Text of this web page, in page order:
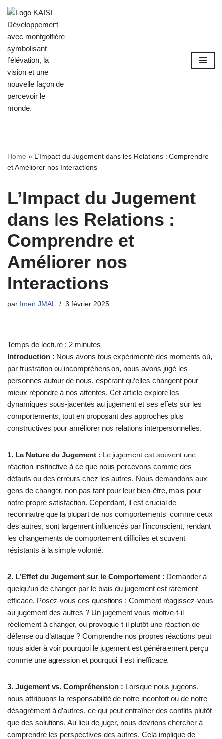
Aller
au
contenu
Home » L’Impact du Jugement dans les Relations : Comprendre
et Améliorer nos Interactions
L’Impact du Jugement
dans les Relations :
Comprendre et
Améliorer nos
Interactions
par Imen JMAL 3 février 2025
Temps de lecture : 2 minutes
Introduction : Nous avons tous expérimenté des moments où,
par frustration ou incompréhension, nous avons jugé les
personnes autour de nous, espérant qu’elles changent pour
mieux répondre à nos attentes. Cet article explore les
dynamiques sous-jacentes au jugement et ses effets sur les
comportements, tout en proposant des approches plus
constructives pour améliorer nos relations interpersonnelles.
1. La Nature du Jugement : Le jugement est souvent une
réaction instinctive à ce que nous percevons comme des
défauts ou des erreurs chez les autres. Nous demandons aux
gens de changer, non pas tant pour leur bien-être, mais pour
notre propre satisfaction. Cependant, il est crucial de
reconnaître que la plupart de nos comportements, comme ceux
des autres, sont largement influencés par l’inconscient, rendant
les changements de comportement difficiles et souvent
résistants à la simple volonté.
2. L’Effet du Jugement sur le Comportement : Demander à
quelqu’un de changer par le biais du jugement est rarement
efficace. Posez-vous ces questions : Comment réagissez-vous
au jugement des autres ? Un jugement vous motive-t-il
réellement à changer, ou provoque-t-il plutôt une réaction de
défense ou d’attaque ? Comprendre nos propres réactions peut
nous aider à voir pourquoi le jugement est généralement perçu
comme une agression et pourquoi il est inefficace.
3. Jugement vs. Compréhension : Lorsque nous jugeons,
nous attribuons la responsabilité de notre inconfort ou de notre
désagrément à d’autres, ce qui peut entraîner des conflits plutôt
que des solutions. Au lieu de juger, nous devrions chercher à
comprendre les perspectives des autres. Cela implique de